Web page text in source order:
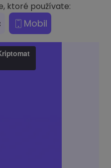
ktoré používate:
Mobil